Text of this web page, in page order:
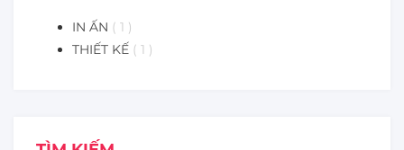
IN ẤN ( 1 )
THIẾT KẾ ( 1 )